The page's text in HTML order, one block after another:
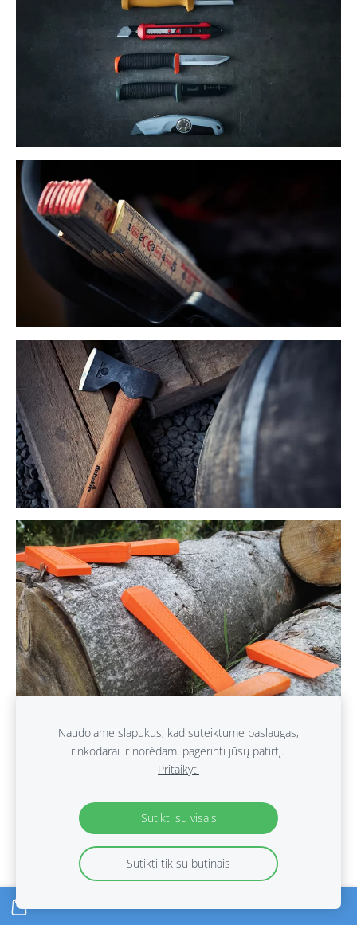
Naudojame slapukus, kad suteiktume paslaugas,
rinkodarai ir norėdami pagerinti jūsų patirtį.
Pritaikyti
Sutikti su visais
Sutikti tik su būtinais